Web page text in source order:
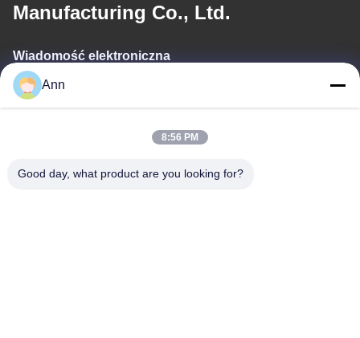
Manufacturing Co., Ltd.
Wiadomość elektroniczna
ann@industrialwheelcasters.com
Adres
Ann
8:56 PM
Good day, what product are you looking for?